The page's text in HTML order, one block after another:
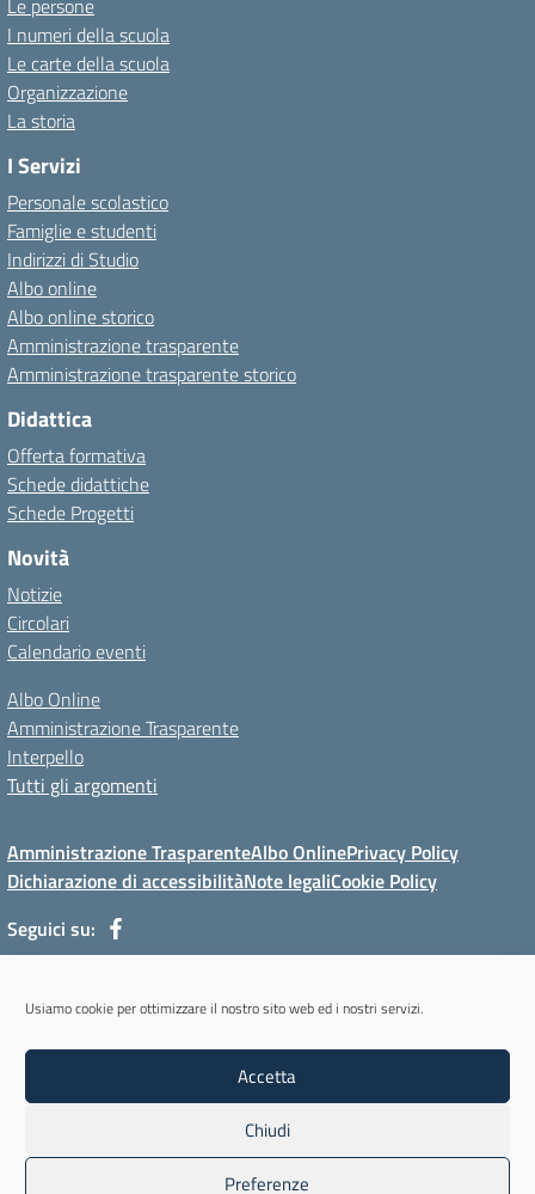
Usiamo cookie per ottimizzare il nostro sito web ed i nostri servizi.
Accetta
Chiudi
Preferenze
Le persone
I numeri della scuola
Le carte della scuola
Organizzazione
La storia
I Servizi
Personale scolastico
Famiglie e studenti
Indirizzi di Studio
Albo online
Albo online storico
Amministrazione trasparente
Amministrazione trasparente storico
Didattica
Offerta formativa
Schede didattiche
Schede Progetti
Novità
Notizie
Circolari
Calendario eventi
Albo Online
Amministrazione Trasparente
Interpello
Tutti gli argomenti
Amministrazione TrasparenteAlbo OnlinePrivacy Policy
Dichiarazione di accessibilitàNote legaliCookie Policy
Seguici su:
Via Mur di Cadola, 12 - 32100 Belluno (BL) - Tel 0437/31143 - Mail:
Codice meccanografico: BLMM08400L - Codice iPA: cpiabl - C.F.
93051950256 - Codice univoco fatturazione elettronica (CUF): UFYKU0